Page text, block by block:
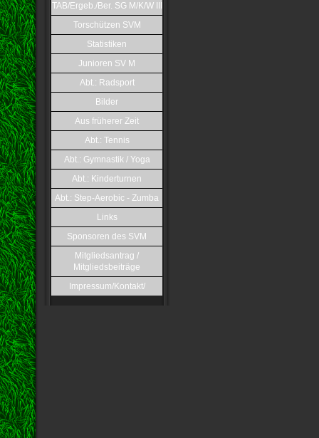
TAB/Ergeb./Ber. SG M/K/W III
Torschützen SVM
Statistiken
Junioren SV M
Abt.: Radsport
Bilder
Aus früherer Zeit
Abt.: Tennis
Abt.: Gymnastik / Yoga
Abt.: Kinderturnen
Abt.: Step-Aerobic - Zumba
Links
Sponsoren des SVM
Mitgliedsantrag /
Mitgliedsbeiträge
Impressum/Kontakt/